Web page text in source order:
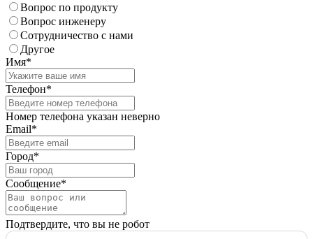
Вопрос по продукту
Вопрос инженеру
Сотрудничество с нами
Другое
Имя*
Телефон*
Номер телефона указан неверно
Email*
Город*
Сообщение*
Подтвердите, что вы не робот